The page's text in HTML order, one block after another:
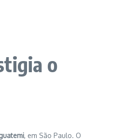
o
, em São Paulo. O